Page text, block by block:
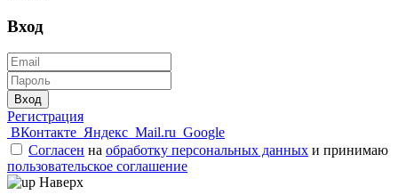
Вход
Вход
Регистрация
ВКонтакте Яндекс Mail.ru Google
Согласен на обработку персональных данных и принимаю
пользовательское соглашение
Наверх